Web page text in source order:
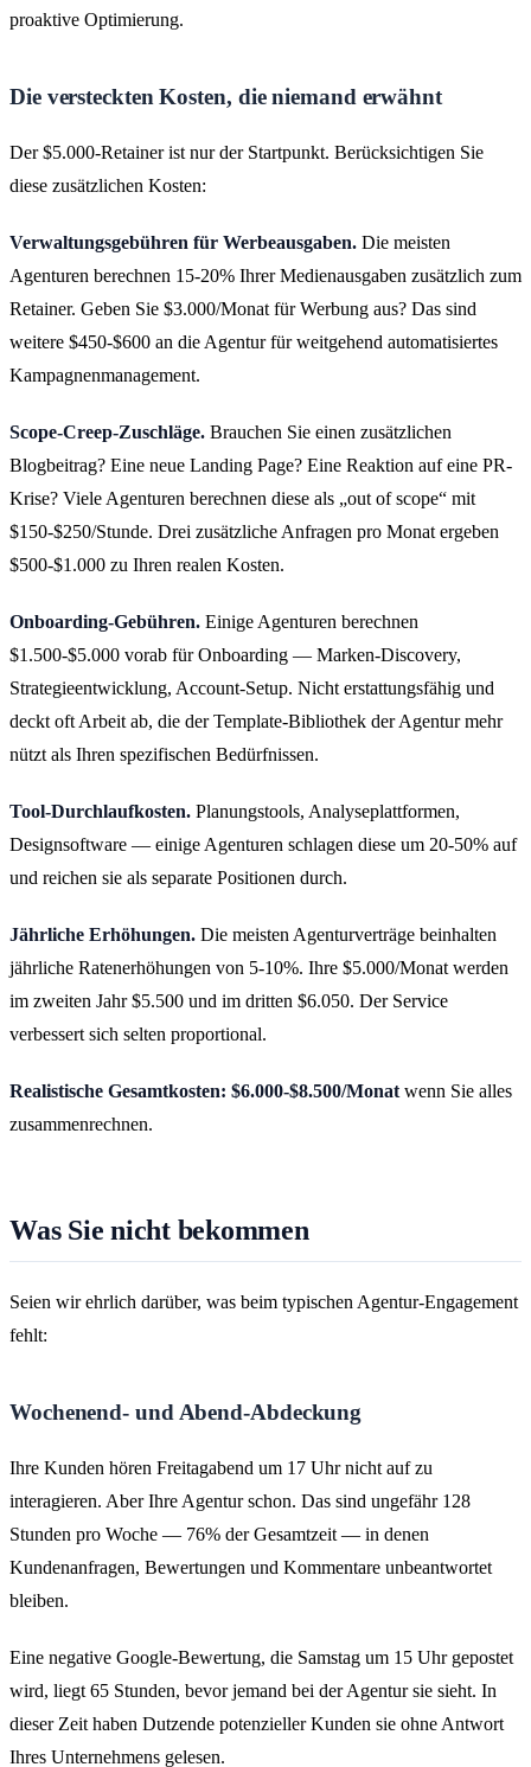
proaktive Optimierung.
Die versteckten Kosten, die niemand erwähnt
Der $5.000-Retainer ist nur der Startpunkt. Berücksichtigen Sie
diese zusätzlichen Kosten:
Verwaltungsgebühren für Werbeausgaben. Die meisten
Agenturen berechnen 15-20% Ihrer Medienausgaben zusätzlich zum
Retainer. Geben Sie $3.000/Monat für Werbung aus? Das sind
weitere $450-$600 an die Agentur für weitgehend automatisiertes
Kampagnenmanagement.
Scope-Creep-Zuschläge. Brauchen Sie einen zusätzlichen
Blogbeitrag? Eine neue Landing Page? Eine Reaktion auf eine PR-
Krise? Viele Agenturen berechnen diese als „out of scope“ mit
$150-$250/Stunde. Drei zusätzliche Anfragen pro Monat ergeben
$500-$1.000 zu Ihren realen Kosten.
Onboarding-Gebühren. Einige Agenturen berechnen
$1.500-$5.000 vorab für Onboarding — Marken-Discovery,
Strategieentwicklung, Account-Setup. Nicht erstattungsfähig und
deckt oft Arbeit ab, die der Template-Bibliothek der Agentur mehr
nützt als Ihren spezifischen Bedürfnissen.
Tool-Durchlaufkosten. Planungstools, Analyseplattformen,
Designsoftware — einige Agenturen schlagen diese um 20-50% auf
und reichen sie als separate Positionen durch.
Jährliche Erhöhungen. Die meisten Agenturverträge beinhalten
jährliche Ratenerhöhungen von 5-10%. Ihre $5.000/Monat werden
im zweiten Jahr $5.500 und im dritten $6.050. Der Service
verbessert sich selten proportional.
Realistische Gesamtkosten: $6.000-$8.500/Monatwenn Sie alles
zusammenrechnen.
Was Sie nicht bekommen
Seien wir ehrlich darüber, was beim typischen Agentur-Engagement
fehlt:
Wochenend- und Abend-Abdeckung
Ihre Kunden hören Freitagabend um 17 Uhr nicht auf zu
interagieren. Aber Ihre Agentur schon. Das sind ungefähr 128
Stunden pro Woche — 76% der Gesamtzeit — in denen
Kundenanfragen, Bewertungen und Kommentare unbeantwortet
bleiben.
Eine negative Google-Bewertung, die Samstag um 15 Uhr gepostet
wird, liegt 65 Stunden, bevor jemand bei der Agentur sie sieht. In
dieser Zeit haben Dutzende potenzieller Kunden sie ohne Antwort
Ihres Unternehmens gelesen.